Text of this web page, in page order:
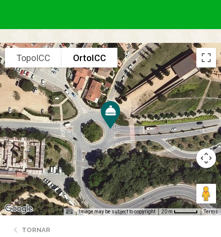
TopoICC OrtoICC
Image may be subject to copyright 20 m Terms
TORNAR